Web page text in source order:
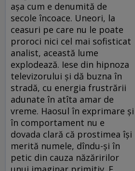
aşa cum e denumită de
secole încoace. Uneori, la
ceasuri pe care nu le poate
proroci nici cel mai sofisticat
analist, această lume
explodează. Iese din hipnoza
televizorului şi dă buzna în
stradă, cu energia frustrării
adunate în atîta amar de
vreme. Haosul în exprimare şi
în comportament nu e
dovada clară că prostimea îşi
merită numele, dîndu-şi în
petic din cauza năzăririlor